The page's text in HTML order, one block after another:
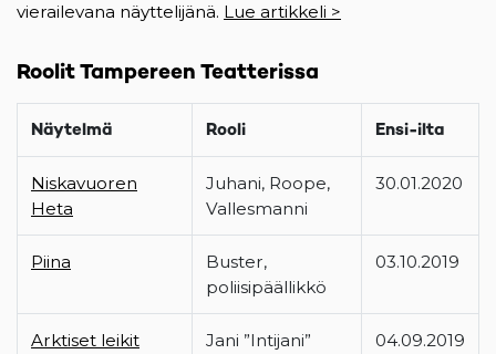
vierailevana näyttelijänä. Lue artikkeli >
Roolit Tampereen Teatterissa
Näytelmä Rooli Ensi-ilta
Niskavuoren
Heta
Juhani, Roope,
Vallesmanni
30.01.2020
Piina
Buster,
poliisipäällikkö
03.10.2019
Arktiset leikit
Jani ”Intijani”
04.09.2019